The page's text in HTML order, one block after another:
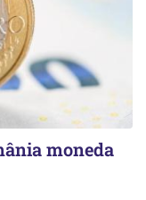
moneda